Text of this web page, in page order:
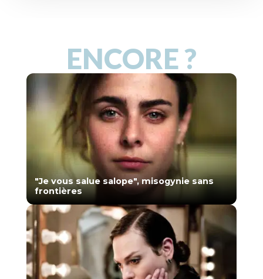
ENCORE ?
"Je vous salue salope", misogynie sans
frontières